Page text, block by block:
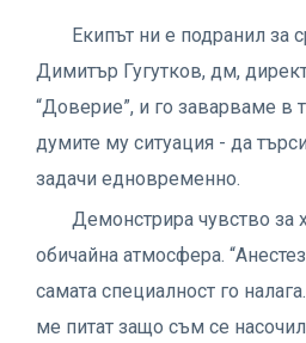
Екипът ни е подранил за
Димитър Гугутков, дм,
“Доверие”, и го заварваме в
думите му ситуация - да
задачи едновременно.
Демонстрира чувство за
обичайна атмосфера.
самата специалност го
ме питат защо съм се